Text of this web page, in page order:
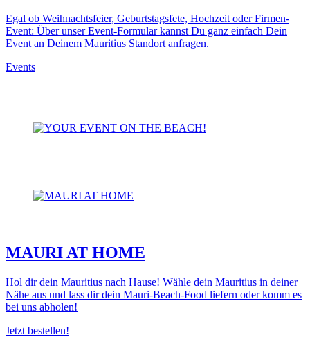
Egal ob Weihnachtsfeier, Geburtstagsfete, Hochzeit oder Firmen-
Event: Über unser Event-Formular kannst Du ganz einfach Dein
Event an Deinem Mauritius Standort anfragen.
Events
MAURI AT HOME
Hol dir dein Mauritius nach Hause! Wähle dein Mauritius in deiner
Nähe aus und lass dir dein Mauri-Beach-Food liefern oder komm es
bei uns abholen!
Jetzt bestellen!